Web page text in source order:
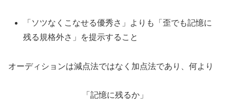
「ソツなくこなせる優秀さ」よりも「歪でも記憶に
残る規格外さ」を提示すること
オーディションは減点法ではなく加点法であり、何より
「記憶に残るか」